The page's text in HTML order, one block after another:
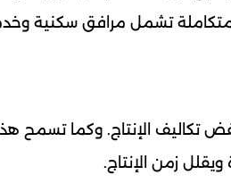
تشمل مرافق سكنية
تكاليف الإنتاج. وكما تسمح
زمن الإنتاج.